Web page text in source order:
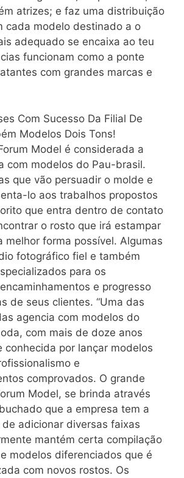
atrizes; e faz uma distribuição
cada modelo destinado a o
adequado se encaixa ao teu
funcionam como a ponte
com grandes marcas e
Com Sucesso Da Filial De
Modelos Dois Tons!
Model é considerada a
com modelos do Pau-brasil.
que vão persuadir o molde e
lo aos trabalhos propostos
que entra dentro de contato
o rosto que irá estampar
melhor forma possível. Algumas
fotográfico fiel e também
para os
e progresso
de seus clientes. “Uma das
agencia com modelos do
com mais de doze anos
conhecida por lançar modelos
e
comprovados. O grande
Model, se brinda através
que a empresa tem a
adicionar diversas faixas
mantém certa compilação
modelos diferenciados que é
com novos rostos. Os